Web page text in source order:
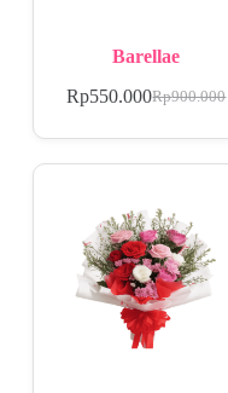
Barellae
Rp900.000
Rp550.000